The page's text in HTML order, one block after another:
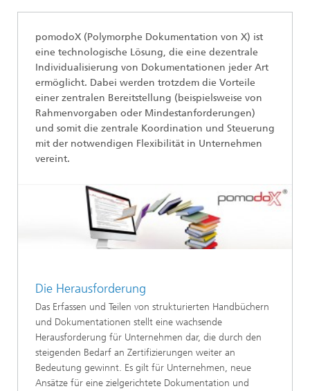
pomodoX (Polymorphe Dokumentation von X) ist
eine technologische Lösung, die eine dezentrale
Individualisierung von Dokumentationen jeder Art
ermöglicht. Dabei werden trotzdem die Vorteile
einer zentralen Bereitstellung (beispielsweise von
Rahmenvorgaben oder Mindestanforderungen)
und somit die zentrale Koordination und Steuerung
mit der notwendigen Flexibilität in Unternehmen
vereint.
Die Herausforderung
Das Erfassen und Teilen von strukturierten Handbüchern
und Dokumentationen stellt eine wachsende
Herausforderung für Unternehmen dar, die durch den
steigenden Bedarf an Zertifizierungen weiter an
Bedeutung gewinnt. Es gilt für Unternehmen, neue
Ansätze für eine zielgerichtete Dokumentation und